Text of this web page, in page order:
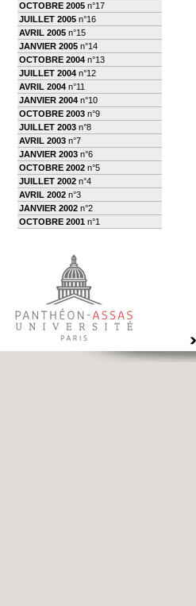
OCTOBRE 2005 n°17
JUILLET 2005 n°16
AVRIL 2005 n°15
JANVIER 2005 n°14
OCTOBRE 2004 n°13
JUILLET 2004 n°12
AVRIL 2004 n°11
JANVIER 2004 n°10
OCTOBRE 2003 n°9
JUILLET 2003 n°8
AVRIL 2003 n°7
JANVIER 2003 n°6
OCTOBRE 2002 n°5
JUILLET 2002 n°4
AVRIL 2002 n°3
JANVIER 2002 n°2
OCTOBRE 2001 n°1